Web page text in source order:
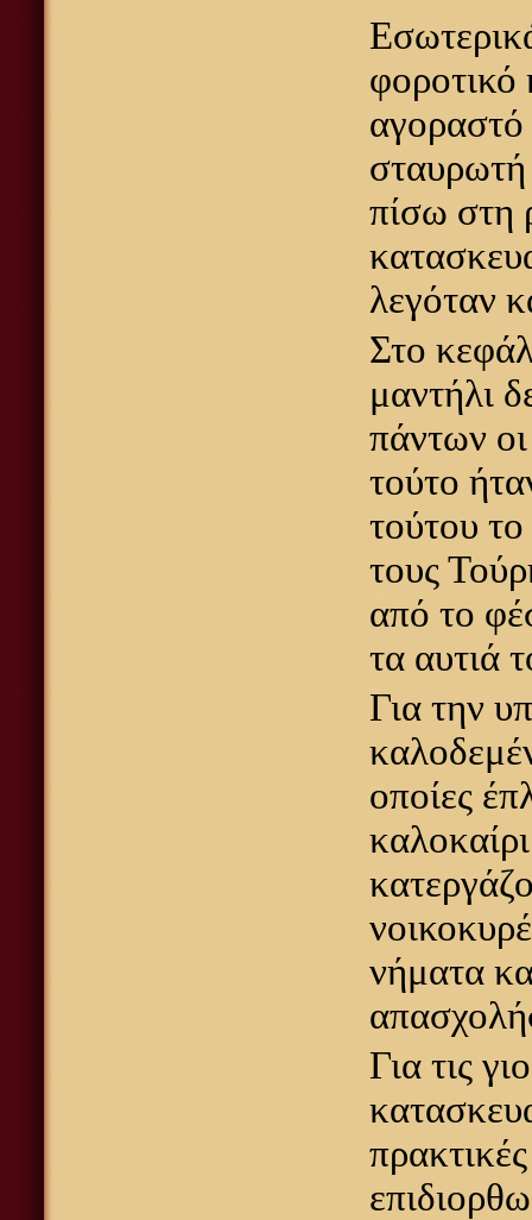
φοροτικό
πίσω στη
λεγόταν
Στο
μαντήλι
πάντων οι
τούτο
τούτου
τους
από το
τα αυτιά
Για την
οποίες
νήματα
Για τις